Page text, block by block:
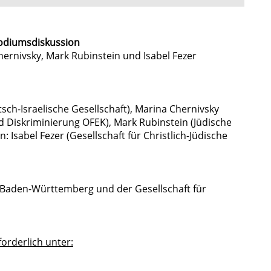
Mark Rubinstein und Isabel Fezer
Israelische Gesellschaft), Marina Chernivsky
OFEK), Mark Rubinstein (Jüdische
Fezer (Gesellschaft für Christlich-Jüdische
Württemberg und der Gesellschaft für
unter: